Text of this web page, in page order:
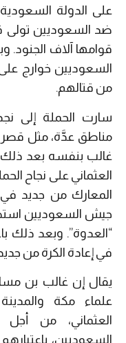
ضد السعوديين تولى
قوامها آلاف الجنود.
السعوديين خوارج
من قتالهم.
سارت الحملة إلى
مناطق عدَّة، مثل قصر
غالب بنفسه بعد ذلك
العثماني على نجاح
المعارك من جديد في
جيش السعوديين
“العدوة”. وبعد ذلك
في إعادة الكرة من
يقال إن غالب بن
علماء مكة
العثماني، من أجل
السعوديين،